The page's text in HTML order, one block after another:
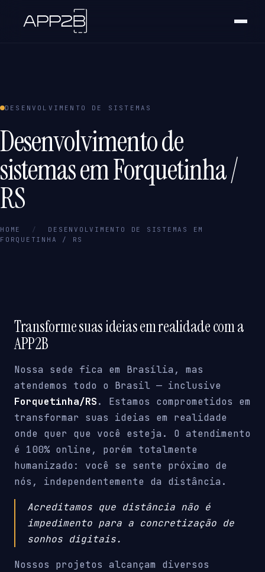
DESENVOLVIMENTO DE SISTEMAS
Desenvolvimento de
sistemas em Forquetinha /
RS
HOME /
DESENVOLVIMENTO DE SISTEMAS EM
FORQUETINHA / RS
Transforme suas ideias em realidade com a
APP2B
Nossa sede fica em Brasília, mas
atendemos todo o Brasil — inclusive
Forquetinha/RS. Estamos comprometidos em
transformar suas ideias em realidade
onde quer que você esteja. O atendimento
é 100% online, porém totalmente
humanizado: você se sente próximo de
nós, independentemente da distância.
Acreditamos que distância não é
impedimento para a concretização de
sonhos digitais.
Nossos projetos alcançam diversos